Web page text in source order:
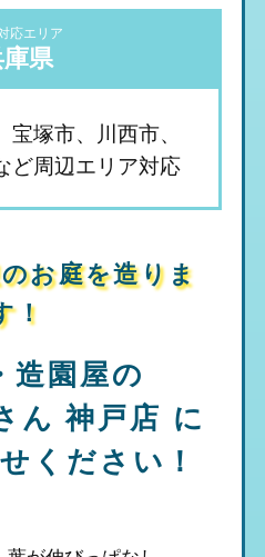
応エリア
県
塚市、川西市、
ど周辺エリア対応
お庭を造りま
！
造園屋の
ん 神戸店 に
ください！